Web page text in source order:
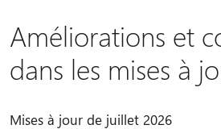
Améliorations et
dans les mises à
Mises à jour de juillet 2026